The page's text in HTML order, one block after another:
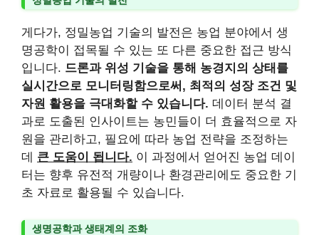
게다가, 정밀농업 기술의 발전은 농업 분야에서 생
명공학이 접목될 수 있는 또 다른 중요한 접근 방식
입니다. 드론과 위성 기술을 통해 농경지의 상태를
실시간으로 모니터링함으로써, 최적의 성장 조건 및
자원 활용을 극대화할 수 있습니다. 데이터 분석 결
과로 도출된 인사이트는 농민들이 더 효율적으로 자
원을 관리하고, 필요에 따라 농업 전략을 조정하는
데 큰 도움이 됩니다. 이 과정에서 얻어진 농업 데이
터는 향후 유전적 개량이나 환경관리에도 중요한 기
초 자료로 활용될 수 있습니다.
생명공학과 생태계의 조화